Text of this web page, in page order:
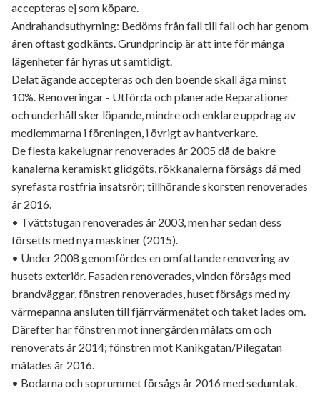
accepteras ej som köpare.
Andrahandsuthyrning: Bedöms från fall till fall och har genom
åren oftast godkänts. Grundprincip är att inte för många
lägenheter får hyras ut samtidigt.
Delat ägande accepteras och den boende skall äga minst
10%. Renoveringar - Utförda och planerade Reparationer
och underhåll sker löpande, mindre och enklare uppdrag av
medlemmarna i föreningen, i övrigt av hantverkare.
De flesta kakelugnar renoverades år 2005 då de bakre
kanalerna keramiskt glidgöts, rökkanalerna försågs då med
syrefasta rostfria insatsrör; tillhörande skorsten renoverades
år 2016.
• Tvättstugan renoverades år 2003, men har sedan dess
försetts med nya maskiner (2015).
• Under 2008 genomfördes en omfattande renovering av
husets exteriör. Fasaden renoverades, vinden försågs med
brandväggar, fönstren renoverades, huset försågs med ny
värmepanna ansluten till fjärrvärmenätet och taket lades om.
Därefter har fönstren mot innergården målats om och
renoverats år 2014; fönstren mot Kanikgatan/Pilegatan
målades år 2016.
• Bodarna och soprummet försågs år 2016 med sedumtak.